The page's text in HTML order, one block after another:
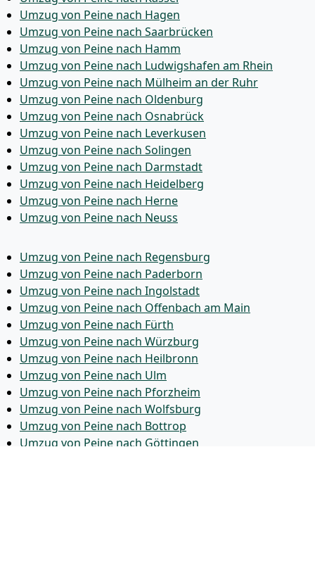
Umzug von Peine nach Hagen
Umzug von Peine nach Saarbrücken
Umzug von Peine nach Hamm
Umzug von Peine nach Ludwigshafen am Rhein
Umzug von Peine nach Mülheim an der Ruhr
Umzug von Peine nach Oldenburg
Umzug von Peine nach Osnabrück
Umzug von Peine nach Leverkusen
Umzug von Peine nach Solingen
Umzug von Peine nach Darmstadt
Umzug von Peine nach Heidelberg
Umzug von Peine nach Herne
Umzug von Peine nach Neuss
Umzug von Peine nach Regensburg
Umzug von Peine nach Paderborn
Umzug von Peine nach Ingolstadt
Umzug von Peine nach Offenbach am Main
Umzug von Peine nach Fürth
Umzug von Peine nach Würzburg
Umzug von Peine nach Heilbronn
Umzug von Peine nach Ulm
Umzug von Peine nach Pforzheim
Umzug von Peine nach Wolfsburg
Umzug von Peine nach Bottrop
Umzug von Peine nach Göttingen